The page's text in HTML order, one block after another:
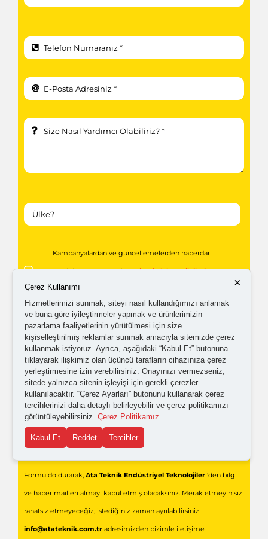
Kampanyalardan ve güncellemelerden haberdar
gönderilmesini kabul ediyorum.
Kişisel verilerimin işlenmesine yönelikaydınlatma ve
açık rıza metni onaylıyorum.
Gönder
Formu doldurarak, Ata Teknik Endüstriyel Teknolojiler'den bilgi
ve haber mailleri almayı kabul etmiş olacaksınız. Merak etmeyin sizi
rahatsız etmeyeceğiz, istediğiniz zaman ayrılabilirsiniz.
info@atateknik.com.tradresimizden bizimle iletişime
×
Çerez Kullanımı
Hizmetlerimizi sunmak, siteyi nasıl kullandığımızı anlamak
ve buna göre iyileştirmeler yapmak ve ürünlerimizin
pazarlama faaliyetlerinin yürütülmesi için size
kişiselleştirilmiş reklamlar sunmak amacıyla sitemizde çerez
kullanmak istiyoruz. Ayrıca, aşağıdaki “Kabul Et” butonuna
tıklayarak ilişkimiz olan üçüncü tarafların cihazınıza çerez
yerleştirmesine izin verebilirsiniz. Onayınızı vermezseniz,
sitede yalnızca sitenin işleyişi için gerekli çerezler
kullanılacaktır. “Çerez Ayarları” butonunu kullanarak çerez
tercihlerinizi daha detaylı belirleyebilir ve çerez politikamızı
görüntüleyebilirsiniz. Çerez Politikamız
Kabul Et Reddet Tercihler